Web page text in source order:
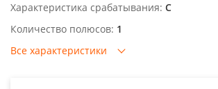
Характеристика срабатывания: C
Количество полюсов: 1
Все характеристики